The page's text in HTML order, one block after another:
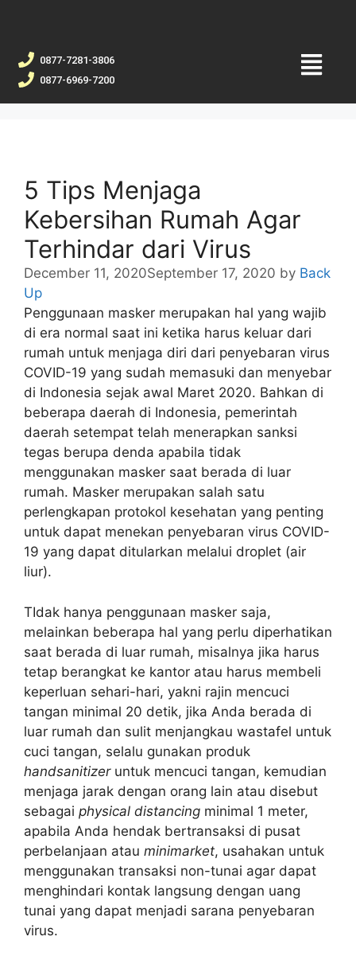
0877-7281-3806
0877-6969-7200
5 Tips Menjaga
Kebersihan Rumah Agar
Terhindar dari Virus
December 11, 2020September 17, 2020 by Back
Up
Penggunaan masker merupakan hal yang wajib
di era normal saat ini ketika harus keluar dari
rumah untuk menjaga diri dari penyebaran virus
COVID-19 yang sudah memasuki dan menyebar
di Indonesia sejak awal Maret 2020. Bahkan di
beberapa daerah di Indonesia, pemerintah
daerah setempat telah menerapkan sanksi
tegas berupa denda apabila tidak
menggunakan masker saat berada di luar
rumah. Masker merupakan salah satu
perlengkapan protokol kesehatan yang penting
untuk dapat menekan penyebaran virus COVID-
19 yang dapat ditularkan melalui droplet (air
liur).
TIdak hanya penggunaan masker saja,
melainkan beberapa hal yang perlu diperhatikan
saat berada di luar rumah, misalnya jika harus
tetap berangkat ke kantor atau harus membeli
keperluan sehari-hari, yakni rajin mencuci
tangan minimal 20 detik, jika Anda berada di
luar rumah dan sulit menjangkau wastafel untuk
cuci tangan, selalu gunakan produk
handsanitizer untuk mencuci tangan, kemudian
menjaga jarak dengan orang lain atau disebut
sebagai physical distancing minimal 1 meter,
apabila Anda hendak bertransaksi di pusat
perbelanjaan atau minimarket, usahakan untuk
menggunakan transaksi non-tunai agar dapat
menghindari kontak langsung dengan uang
tunai yang dapat menjadi sarana penyebaran
virus.